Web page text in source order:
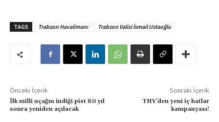
TAGS Trabzon Havalimanı Trabzon Valisi İsmail Ustaoğlu
Önceki İçerik
İlk milli uçağın indiği pist 80 yıl
sonra yeniden açılacak
Sonraki İçerik
THY’den yeni iç hatlar
kampanyası!